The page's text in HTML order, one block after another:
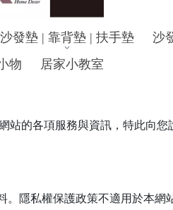
沙發墊 | 靠背墊 | 扶手墊 沙
物
居家小教室
的各項服務與資訊，特此向
隱私權保護政策不適用於本